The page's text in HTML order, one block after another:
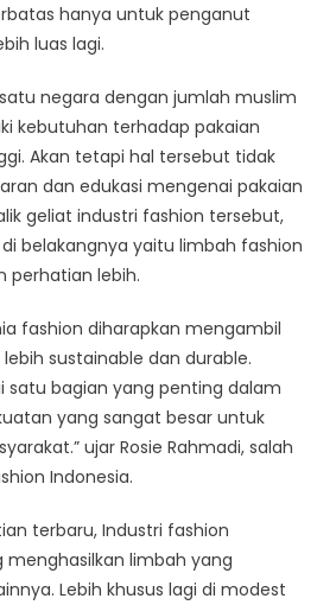
hanya untuk penganut
luas lagi.
negara dengan jumlah muslim
kebutuhan terhadap pakaian
Akan tetapi hal tersebut tidak
dan edukasi mengenai pakaian
geliat industri fashion tersebut,
belakangnya yaitu limbah fashion
perhatian lebih.
fashion diharapkan mengambil
sustainable dan durable.
satu bagian yang penting dalam
yang sangat besar untuk
ujar Rosie Rahmadi, salah
Indonesia.
terbaru, Industri fashion
limbah yang
Lebih khusus lagi di modest